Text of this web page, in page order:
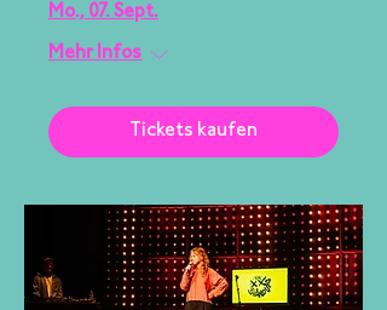
Mo., 07. Sept.
Mehr Infos
Tickets kaufen